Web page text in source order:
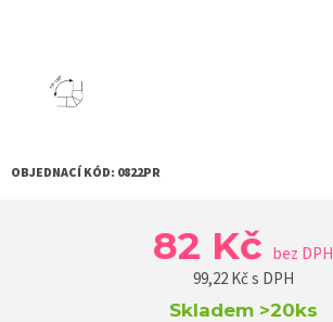
OBJEDNACÍ KÓD: 0822PR
82 Kč bez DPH
99,22Kč s DPH
Skladem >20ks